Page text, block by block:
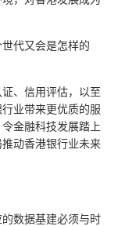
代又会是怎样的
、信用评估，以至
业带来更优质的服
金融科技发展踏上
动香港银行业未来
数据基建必须与时